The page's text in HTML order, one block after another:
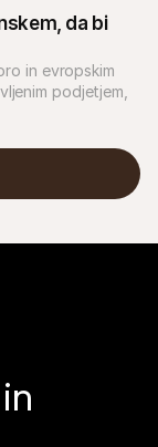
da bi
in evropskim
podjetjem,